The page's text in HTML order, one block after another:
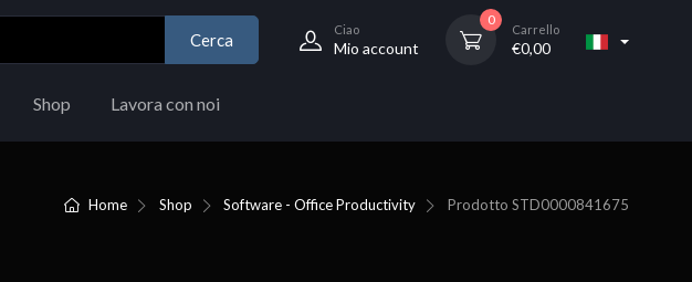
Cerca
Ciao
Mio account
0
Carrello
€0,00
Shop Lavora con noi
Home Shop Software - Office Productivity Prodotto STD0000841675